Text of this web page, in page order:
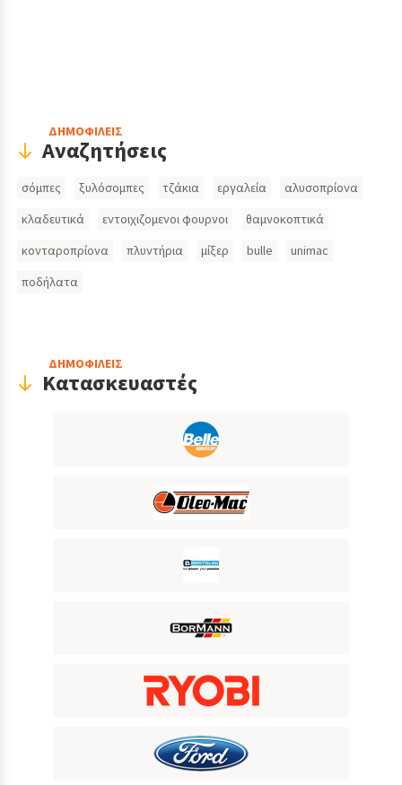
HeaderΔΗΜΟΦΙΛΕΙΣ
Αναζητήσεις
Search
σόμπες ξυλόσομπες τζάκια εργαλεία
αλυσοπρίονα
κλαδευτικά
εντοιχιζομενοι φουρνοι
θαμνοκοπτικά
κονταροπρίονα
πλυντήρια μίξερ bulle
unimac
ποδήλατα
ΔΗΜΟΦΙΛΕΙΣ
Κατασκευαστές